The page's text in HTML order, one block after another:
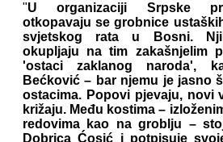
"U organizaciji Srpske
otkopavaju se grobnice
svjetskog rata u Bosni.
okupljaju na tim zakašnjelim
'ostaci zaklanog naroda',
Bećković – bar njemu je jasno
ostacima. Popovi pjevaju, novi
križaju. Među kostima –
redovima kao na groblju –
Dobrica Ćosić i potpisuje